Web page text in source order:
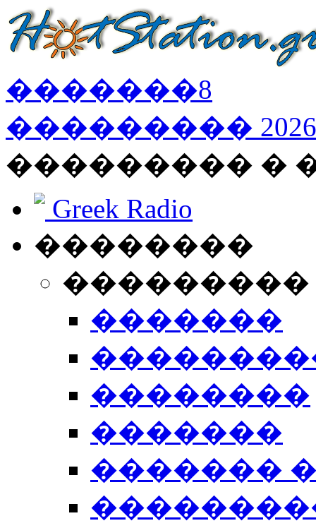
�������8
��������� 2026
��������� �
Greek Radio
��������
�������
��������
�������
�������